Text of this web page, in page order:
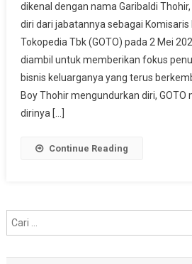
Boy
dikenal dengan nama Garibaldi
diri dari jabatannya sebagai Komisaris
Tokopedia Tbk (GOTO) pada 2 Mei
diambil untuk memberikan fokus
bisnis keluarganya yang terus
Boy Thohir mengundurkan diri,
dirinya […]
Continue Reading